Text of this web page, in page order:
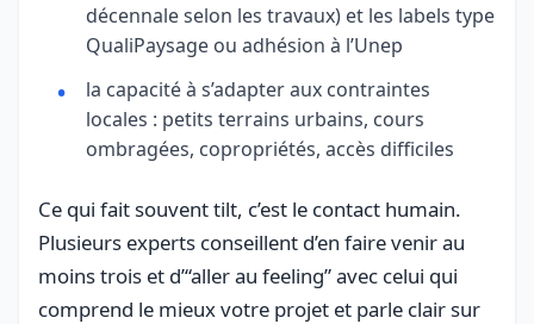
décennale selon les travaux) et les labels type
QualiPaysage ou adhésion à l’Unep
la capacité à s’adapter aux contraintes
locales : petits terrains urbains, cours
ombragées, copropriétés, accès difficiles
Ce qui fait souvent tilt, c’est le contact humain.
Plusieurs experts conseillent d’en faire venir au
moins trois et d’“aller au feeling” avec celui qui
comprend le mieux votre projet et parle clair sur